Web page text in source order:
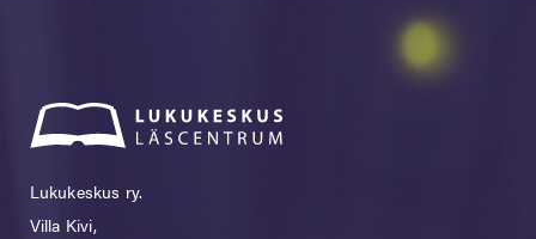
Lukukeskus ry.
Villa Kivi,